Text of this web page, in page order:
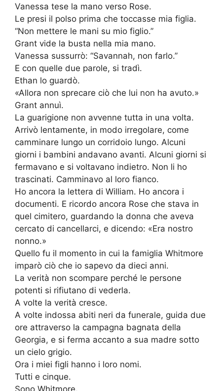
Vanessa tese la mano verso Rose.
Le presi il polso prima che toccasse mia figlia.
“Non mettere le mani su mio figlio.”
Grant vide la busta nella mia mano.
Vanessa sussurrò: “Savannah, non farlo.”
E con quelle due parole, si tradì.
Ethan lo guardò.
«Allora non sprecare ciò che lui non ha avuto.»
Grant annuì.
La guarigione non avvenne tutta in una volta.
Arrivò lentamente, in modo irregolare, come
camminare lungo un corridoio lungo. Alcuni
giorni i bambini andavano avanti. Alcuni giorni si
fermavano e si voltavano indietro. Non li ho
trascinati. Camminavo al loro fianco.
Ho ancora la lettera di William. Ho ancora i
documenti. E ricordo ancora Rose che stava in
quel cimitero, guardando la donna che aveva
cercato di cancellarci, e dicendo: «Era nostro
nonno.»
Quello fu il momento in cui la famiglia Whitmore
imparò ciò che io sapevo da dieci anni.
La verità non scompare perché le persone
potenti si rifiutano di vederla.
A volte la verità cresce.
A volte indossa abiti neri da funerale, guida due
ore attraverso la campagna bagnata della
Georgia, e si ferma accanto a sua madre sotto
un cielo grigio.
Ora i miei figli hanno i loro nomi.
Tutti e cinque.